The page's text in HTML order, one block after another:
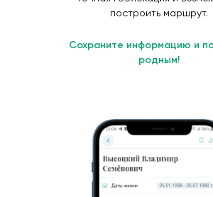
построить маршрут.
Сохраните информацию и
родным!